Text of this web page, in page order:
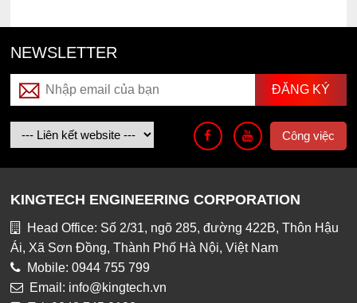
NEWSLETTER
Công việc
KINGTECH ENGINEERING CORPORATION
Head Office: Số 2/31, ngõ 285, đường 422B, Thôn Hậu
Ái, Xã Sơn Đồng, Thành Phố Hà Nội, Việt Nam
Mobile: 0944 755 799
Email: info@kingtech.vn